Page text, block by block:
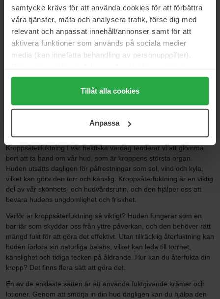
samtycke krävs för att använda cookies för att förbättra
våra tjänster, mäta och analysera trafik, förse dig med
relevant och anpassat innehåll/annonser samt för att
aktivera funktioner som används på sociala medier
media (kan innefatta behandling av personuppgifter).
Genom att trycka på "Tillåt alla cookies" accepterar du
alla cookies, medan du under "Detaljer" kan anpassa
användningen av cookies. Du kan när som helst återkalla
samt vår Integritetspolicy.
Tillåt alla cookies
Anpassa
100 ml
189 kr 360 kr
Ord. pris 399 kr
Visa fler
Kroppsåterfuktning I vår hektiska vardag tenderar vi att glömma
bort att ta hand om vår hud, som är kroppens största organ.
Huden utsätts dagligen för påfrestningar som sol, vind och kyla,
vilket kan göra den torr och känslig. Kroppsåterfuktning är en viktig
del av vår skönhets- och hudvårdsrutin, och den hjälper oss att
bevara hudens ungdomlighet och friskhet.
Varför är kroppsåterfuktning så viktigt? Huden fungerar som en
barriär som skyddar oss från yttre påverkan, och den behöver rätt
mängd fukt för att göra det effektivt. Utan tillräcklig återfuktning kan
huden förlora sin naturliga balans, vilket kan leda till torrhet,
känslighet och tidiga tecken på åldrande. Hur kan du återfukta din
kropp? Det finns flera sätt att göra det.
En av de enklaste sätten är att använda fuktgivande krämer och
lotioner. Genom att smörja in din hud dagligen kan du hjälpa den